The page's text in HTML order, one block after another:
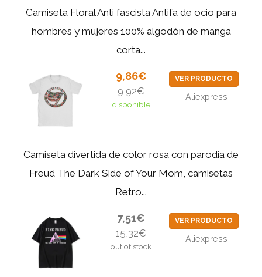
Camiseta Floral Anti fascista Antifa de ocio para
hombres y mujeres 100% algodón de manga
corta...
9,86€
9,92€
disponible
VER PRODUCTO
Aliexpress
Camiseta divertida de color rosa con parodia de
Freud The Dark Side of Your Mom, camisetas
Retro...
7,51€
15,32€
out of stock
VER PRODUCTO
Aliexpress